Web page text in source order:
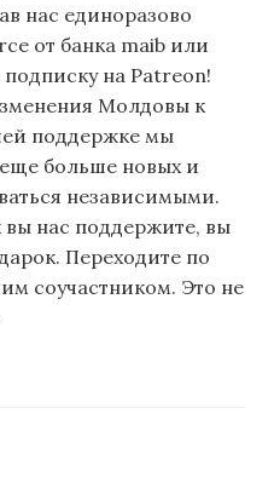
нас единоразово
от банка maib или
на Patreon!
Молдовы к
поддержке мы
больше новых и
независимыми.
вы нас поддержите, вы
Переходите по
соучастником. Это не